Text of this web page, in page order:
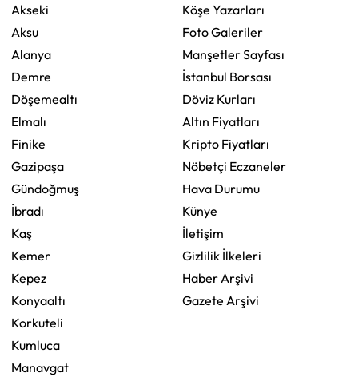
Akseki
Aksu
Alanya
Demre
Döşemealtı
Elmalı
Finike
Gazipaşa
Gündoğmuş
İbradı
Kaş
Kemer
Kepez
Konyaaltı
Korkuteli
Kumluca
Manavgat
Köşe Yazarları
Foto Galeriler
Manşetler Sayfası
İstanbul Borsası
Döviz Kurları
Altın Fiyatları
Kripto Fiyatları
Nöbetçi Eczaneler
Hava Durumu
Künye
İletişim
Gizlilik İlkeleri
Haber Arşivi
Gazete Arşivi